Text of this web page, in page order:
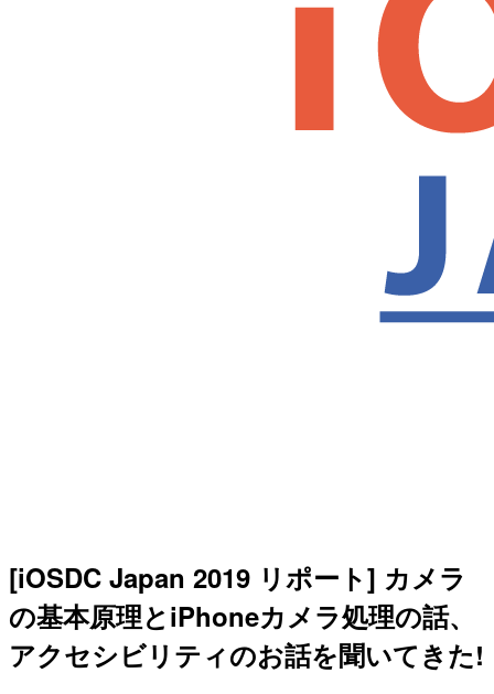
[iOSDC Japan 2019 リポート] カメラ
の基本原理とiPhoneカメラ処理の話、
アクセシビリティのお話を聞いてきた!